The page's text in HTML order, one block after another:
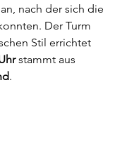
nach der sich die
Der Turm
Stil errichtet
stammt aus
.